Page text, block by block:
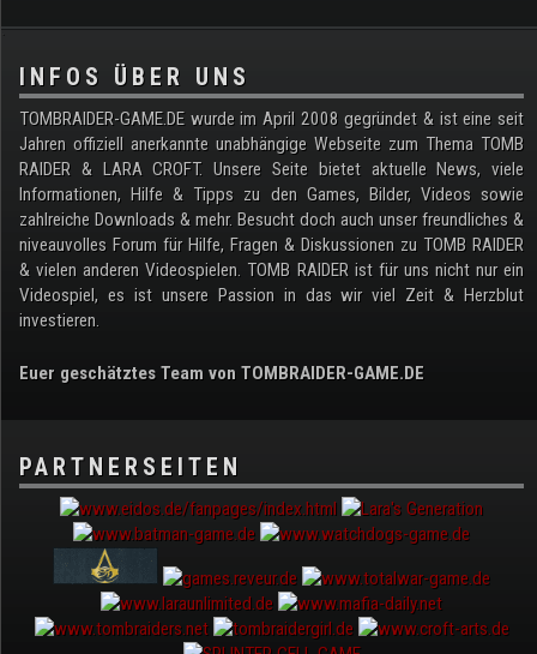
.
INFOS ÜBER UNS
TOMBRAIDER-GAME.DE wurde im April 2008 gegründet & ist eine seit
Jahren offiziell anerkannte unabhängige Webseite zum Thema TOMB
RAIDER & LARA CROFT. Unsere Seite bietet aktuelle News, viele
Informationen, Hilfe & Tipps zu den Games, Bilder, Videos sowie
zahlreiche Downloads & mehr. Besucht doch auch unser freundliches &
niveauvolles Forum für Hilfe, Fragen & Diskussionen zu TOMB RAIDER
& vielen anderen Videospielen. TOMB RAIDER ist für uns nicht nur ein
Videospiel, es ist unsere Passion in das wir viel Zeit & Herzblut
investieren.
Euer geschätztes Team von TOMBRAIDER-GAME.DE
PARTNERSEITEN